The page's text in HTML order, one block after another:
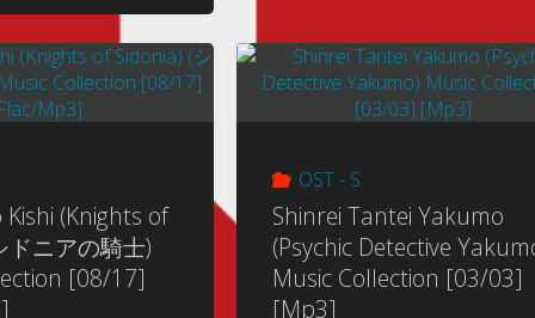
[2007-
[08/08]
[Flac]"
ュ
ヴ
ル
ツ
Mezasu
(Girls
The
(Knights of
ドニアの騎士)
[08/17]
OST - S
Shinrei Tantei Yakumo
(Psychic Detective
Music Collection [03/03]
[Mp3]